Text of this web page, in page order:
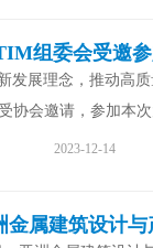
组委会受邀
发展理念，推动高
协会邀请，参加本
2023-12-14
金属建筑设计